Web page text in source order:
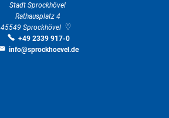
Stadt Sprockhövel
Rathausplatz 4
45549 Sprockhövel
+49 2339 917-0
info@sprockhoevel.de